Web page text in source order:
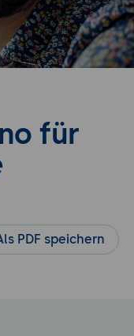
für
PDF speichern